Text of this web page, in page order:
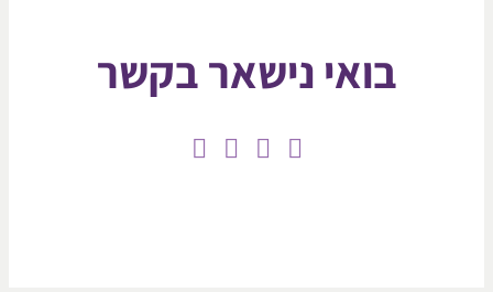
בואי נישאר בקשר